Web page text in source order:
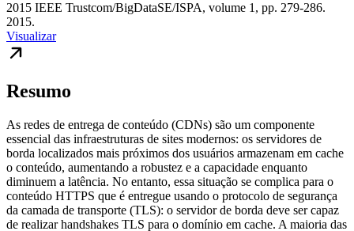
2015 IEEE Trustcom/BigDataSE/ISPA, volume 1, pp. 279-286.
2015.
Visualizar
Resumo
As redes de entrega de conteúdo (CDNs) são um componente
essencial das infraestruturas de sites modernos: os servidores de
borda localizados mais próximos dos usuários armazenam em cache
o conteúdo, aumentando a robustez e a capacidade enquanto
diminuem a latência. No entanto, essa situação se complica para o
conteúdo HTTPS que é entregue usando o protocolo de segurança
da camada de transporte (TLS): o servidor de borda deve ser capaz
de realizar handshakes TLS para o domínio em cache. A maioria das